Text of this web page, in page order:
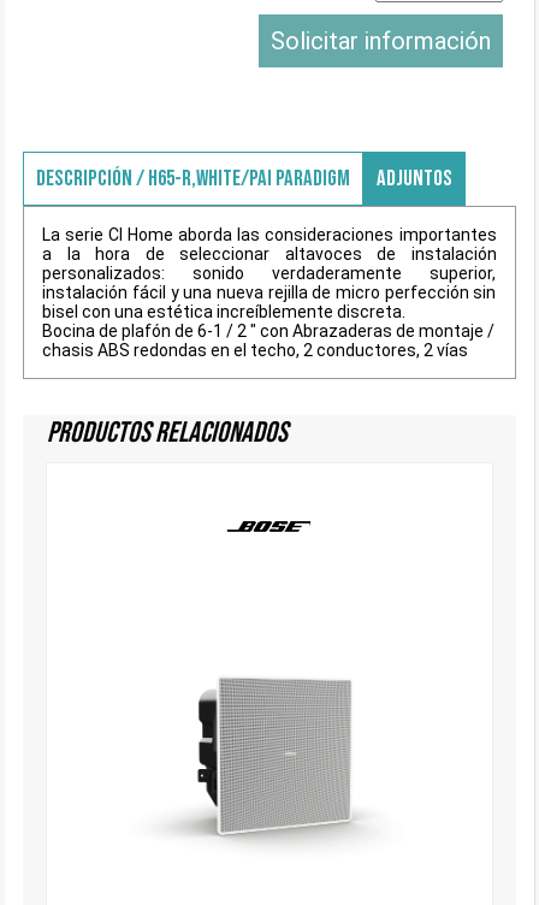
Solicitar información
DESCRIPCIÓN / H65-R,WHITE/PAI PARADIGM ADJUNTOS
La serie CI Home aborda las consideraciones importantes
a la hora de seleccionar altavoces de instalación
personalizados: sonido verdaderamente superior,
instalación fácil y una nueva rejilla de micro perfección sin
bisel con una estética increíblemente discreta.
Bocina de plafón de 6-1 / 2 " con Abrazaderas de montaje /
chasis ABS redondas en el techo, 2 conductores, 2 vías
Productos Relacionados